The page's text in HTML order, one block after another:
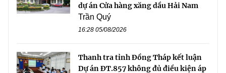
dự án Cửa hàng xăng dầu Hải Nam
Trần Quý
16:28 05/08/2026
Thanh tra tỉnh Đồng Tháp kết luận
Dự án ĐT.857 không đủ điều kiện áp